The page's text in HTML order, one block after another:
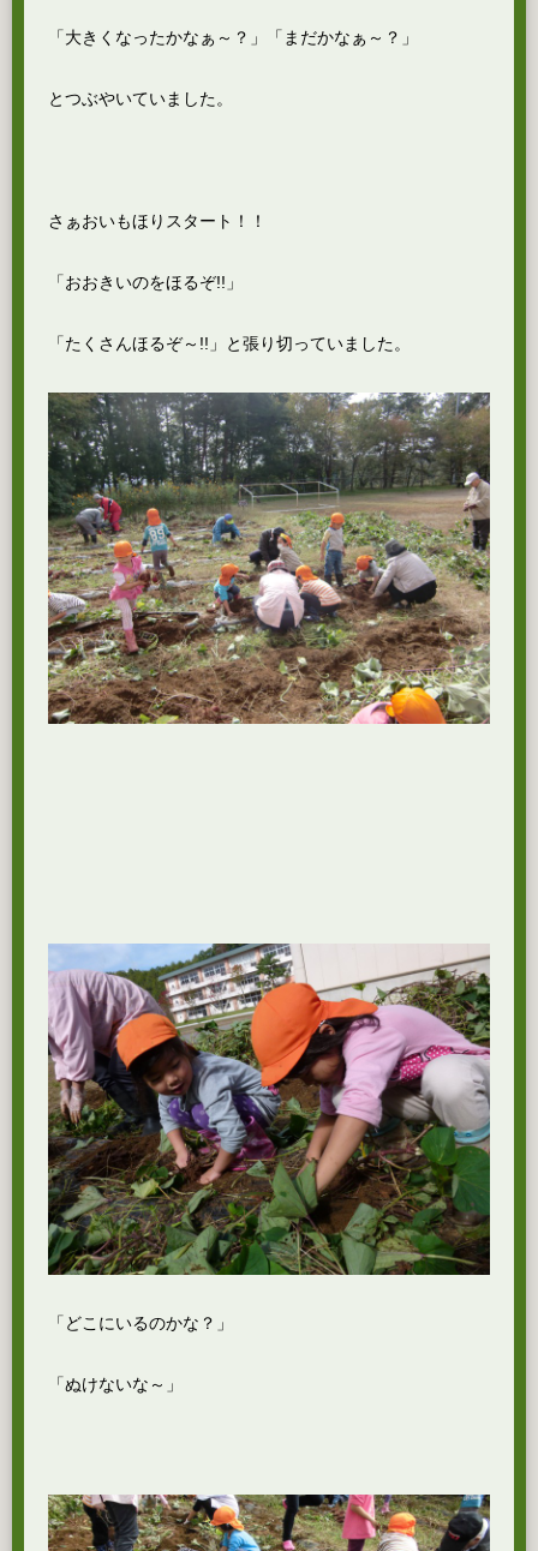
「大きくなったかなぁ～？」「まだかなぁ～？」
とつぶやいていました。
さぁおいもほりスタート！！
「おおきいのをほるぞ!!」
「たくさんほるぞ～!!」と張り切っていました。
「どこにいるのかな？」
「ぬけないな～」